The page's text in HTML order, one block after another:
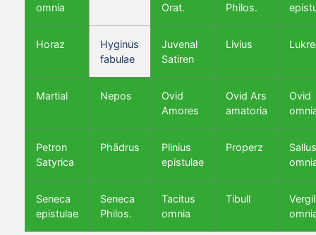
omnia
Orat.
Philos.
Horaz
Hyginus
fabulae
Juvenal
Satiren
Livius
Martial Nepos
Ovid
Amores
Ovid Ars
amatoria
Ovid
Petron
Satyrica
Phädrus
Plinius
epistulae
Properz
Seneca
epistulae
Seneca
Philos.
Tacitus
omnia
Tibull
Vergil